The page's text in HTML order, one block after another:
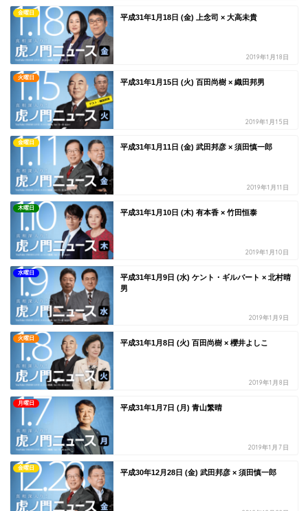
金曜日
平成31年1月18日 (金) 上念司 × 大高未貴
2019年1月18日
火曜日
平成31年1月15日 (火) 百田尚樹 × 織田邦男
2019年1月15日
金曜日
平成31年1月11日 (金) 武田邦彦 × 須田慎一郎
2019年1月11日
木曜日
平成31年1月10日 (木) 有本香 × 竹田恒泰
2019年1月10日
水曜日
平成31年1月9日 (水) ケント・ギルバート × 北村晴
男
2019年1月9日
火曜日
平成31年1月8日 (火) 百田尚樹 × 櫻井よしこ
2019年1月8日
月曜日
平成31年1月7日 (月) 青山繁晴
2019年1月7日
金曜日
平成30年12月28日 (金) 武田邦彦 × 須田慎一郎